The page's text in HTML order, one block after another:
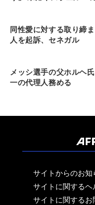
同性愛に対する取り締
人を起訴、セネガル
メッシ選手の父ホルヘ
一の代理人務める
サイトからのお知
サイトに関するヘ
サイトに関するお